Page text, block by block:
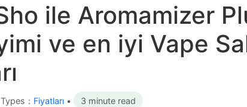
ile Aromamizer
ve en iyi Vape
： Fiyatları • 3 minute read